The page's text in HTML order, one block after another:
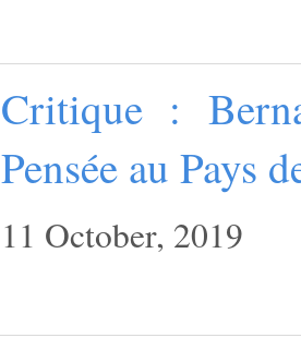
Critique :
Pensée au Pays
11 October, 2019